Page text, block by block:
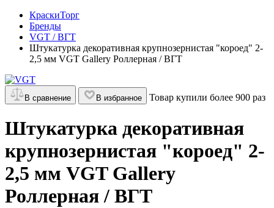
КраскиТорг
Бренды
VGT / ВГТ
Штукатурка декоративная крупнозернистая "короед" 2-
2,5 мм VGT Gallery Роллерная / ВГТ
В сравнение В избранное Товар купили более 900 раз
Штукатурка декоративная
крупнозернистая "короед" 2-
2,5 мм VGT Gallery
Роллерная / ВГТ